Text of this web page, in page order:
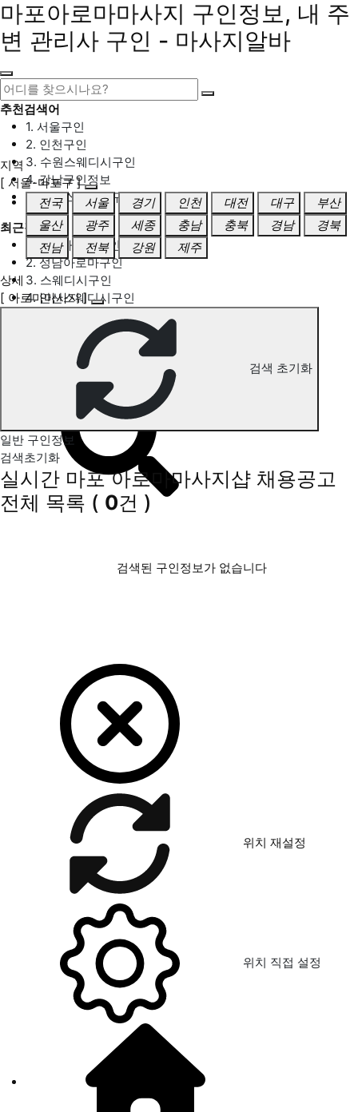
마포아로마마사지 구인정보, 내 주
변 관리사 구인 - 마사지알바
추천검색어
1. 서울구인
2. 인천구인
3. 수원스웨디시구인
4. 강남구인정보
5. 동탄스웨디시구인
최근검색어
1. 일산마사지구인
2. 성남아로마구인
3. 스웨디시구인
4. 안산스웨디시구인
마포 아로마마사지 구인정보
지역
[ 서울-마포구 ]
전국
서울 경기 인천 대전 대구
부산
울산
광주 세종 충남 충북 경남
경북
전남
전북 강원 제주
상세
[ 아로마마사지 ]
검색 초기화
일반 구인정보
검색초기화
실시간 마포 아로마마사지샵 채용공고
전체 목록 ( 0건 )
검색된 구인정보가 없습니다
위치 재설정
위치 직접 설정